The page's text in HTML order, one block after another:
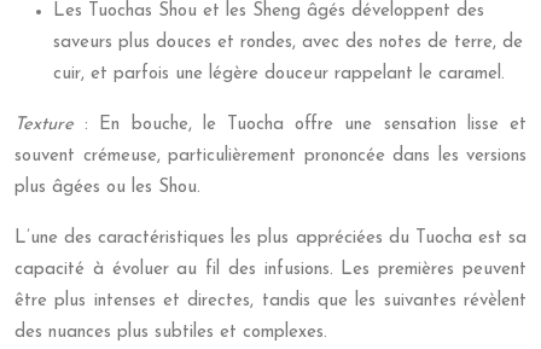
Les Tuochas Shou et les Sheng âgés développent des
saveurs plus douces et rondes, avec des notes de terre, de
cuir, et parfois une légère douceur rappelant le caramel.
Texture : En bouche, le Tuocha offre une sensation lisse et
souvent crémeuse, particulièrement prononcée dans les versions
plus âgées ou les Shou.
L’une des caractéristiques les plus appréciées du Tuocha est sa
capacité à évoluer au fil des infusions. Les premières peuvent
être plus intenses et directes, tandis que les suivantes révèlent
des nuances plus subtiles et complexes.